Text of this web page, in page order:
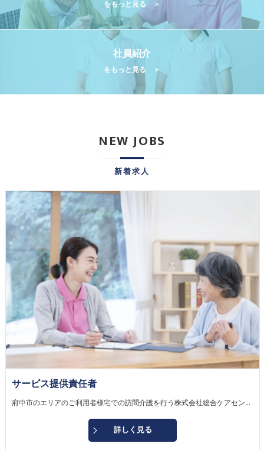
をもっと見る ＞
社員紹介
をもっと見る ＞
新着求人
NEW JOBS
サービス提供責任者
府中市のエリアのご利用者様宅での訪問介護を行う株式会社総合ケアセンターでサービス提供責任者の業務をお願いします。 【主な仕事内容】 ・ヘルパーと利用者様の調整 ・利用者様のアセスメント ・「訪問介護計画書」の作成 ・ケアマネジャーとの連携
詳しく見る